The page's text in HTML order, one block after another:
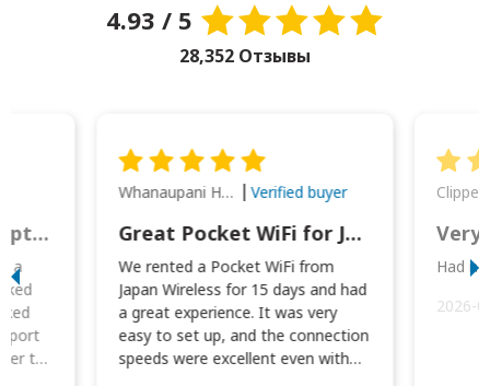
4.93 / 5
28,352 Отзывы
This was wonderful option to a family of four. Everything worked smoothly.
a
to
Whanaupani Henry Joseph Macown Verified buyer
Great Pocket WiFi for Japan Travel
We rented a Pocket WiFi from
Japan Wireless for 15 days and had
a great experience. It was very
easy to set up, and the connection
speeds were excellent even with
Very
Had
2026-